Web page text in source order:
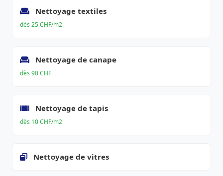
Nettoyage textiles
dès 25 CHF/m2
Nettoyage de canape
dès 90 CHF
Nettoyage de tapis
dès 10 CHF/m2
Nettoyage de vitres